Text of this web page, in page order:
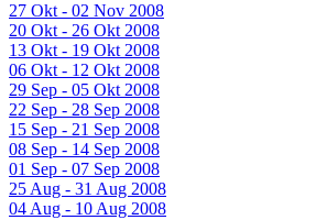
27 Okt - 02 Nov 2008
20 Okt - 26 Okt 2008
13 Okt - 19 Okt 2008
06 Okt - 12 Okt 2008
29 Sep - 05 Okt 2008
22 Sep - 28 Sep 2008
15 Sep - 21 Sep 2008
08 Sep - 14 Sep 2008
01 Sep - 07 Sep 2008
25 Aug - 31 Aug 2008
04 Aug - 10 Aug 2008